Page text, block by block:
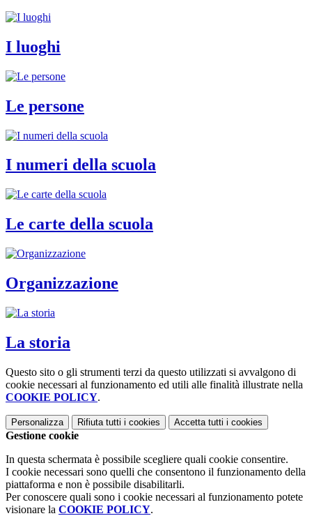
I luoghi
Le persone
I numeri della scuola
Le carte della scuola
Organizzazione
La storia
Questo sito o gli strumenti terzi da questo utilizzati si avvalgono di
cookie necessari al funzionamento ed utili alle finalità illustrate nella
COOKIE POLICY.
Personalizza Rifiuta tutti i cookies Accetta tutti i cookies
Gestione cookie
In questa schermata è possibile scegliere quali cookie consentire.
I cookie necessari sono quelli che consentono il funzionamento della
piattaforma e non è possibile disabilitarli.
Per conoscere quali sono i cookie necessari al funzionamento potete
visionare la COOKIE POLICY.